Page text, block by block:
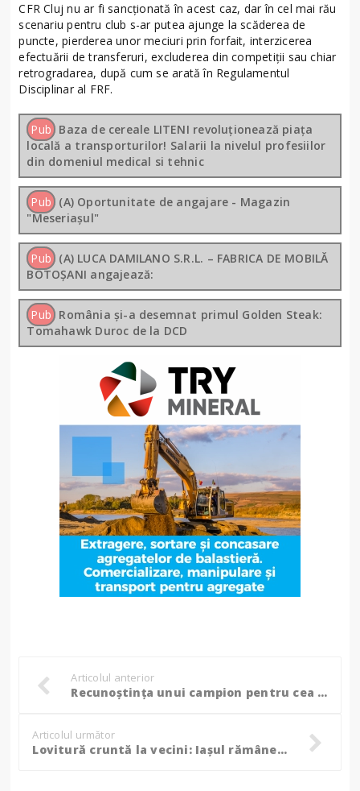
CFR Cluj nu ar fi sancționată în acest caz, dar în cel mai rău
scenariu pentru club s-ar putea ajunge la scăderea de
puncte, pierderea unor meciuri prin forfait, interzicerea
efectuării de transferuri, excluderea din competiții sau chiar
retrogradarea, după cum se arată în Regulamentul
Disciplinar al FRF.
Pub Baza de cereale LITENI revoluționează piața
locală a transporturilor! Salarii la nivelul profesiilor
din domeniul medical si tehnic
Pub (A) Oportunitate de angajare - Magazin
"Meseriașul"
Pub (A) LUCA DAMILANO S.R.L. – FABRICA DE MOBILĂ
BOTOȘANI angajează:
Pub România și-a desemnat primul Golden Steak:
Tomahawk Duroc de la DCD
Articolul anterior
Recunoștința unui campion pentru cea care i-a predat cele mai importante lecții: ”M-ați călăuzit să transform alergarea în plăcere și bucurie!”
Articolul următor
Lovitură cruntă la vecini: Iașul rămâne fără fotbal de Liga a II-a!